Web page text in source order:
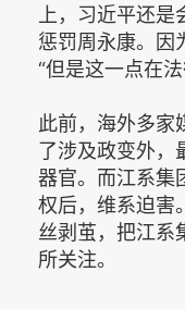
上，习近平还
惩罚周永康。因
“但是这一点在
此前，海外多家
了涉及政变外，
器官。而江系集
权后，维系迫害
丝剥茧，把江系
所关注。